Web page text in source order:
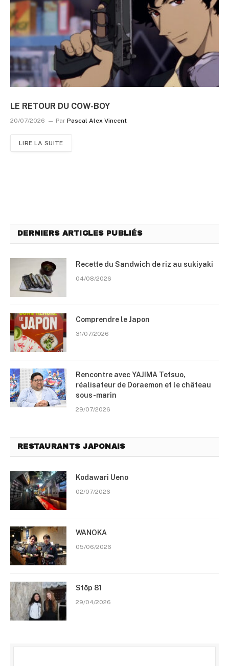
LE RETOUR DU COW-BOY
20/07/2026 Par Pascal Alex Vincent
LIRE LA SUITE
DERNIERS ARTICLES PUBLIÉS
Recette du Sandwich de riz au sukiyaki
04/08/2026
Comprendre le Japon
31/07/2026
Rencontre avec YAJIMA Tetsuo,
réalisateur de Doraemon et le château
sous-marin
29/07/2026
RESTAURANTS JAPONAIS
Kodawari Ueno
02/07/2026
WANOKA
05/06/2026
Stōp 81
29/04/2026